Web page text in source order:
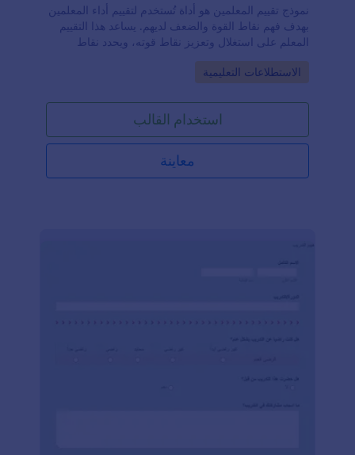
نموذج تقييم المعلمين هو أداة تُستخدم لتقييم أداء المعلمين
بهدف فهم نقاط القوة والضعف لديهم. يساعد هذا التقييم
المعلم على استغلال وتعزيز نقاط قوته، ويحدد نقاط
الضعف لتحسينها. وجود هذا النموذج يساهم في تحسين
ممارسات المعلم ويساعد المؤسسة من وضع مستوى
المعلومات والتقييم عبر هذا النموذج في تحسين أداء المعلم
داخل الفصل وزيادة ثقته بنفسه. يوفر نموذج تقييم
المعلمين هذا فرصة لمؤسستك لتحديد معايير جودة لجميع
المعلمين، من خلال السماح للطلاب بملء النموذج بعد
انتهاء الفصل الدراسي، أو في بيئة الإشراف. باستخدام
استبيان خاص بك؟ ابدأ باستخدام أداة إنشاء الاستبيانات
Go to Category:
الاستطلاعات التعليمية
استخدام القالب
معاينة